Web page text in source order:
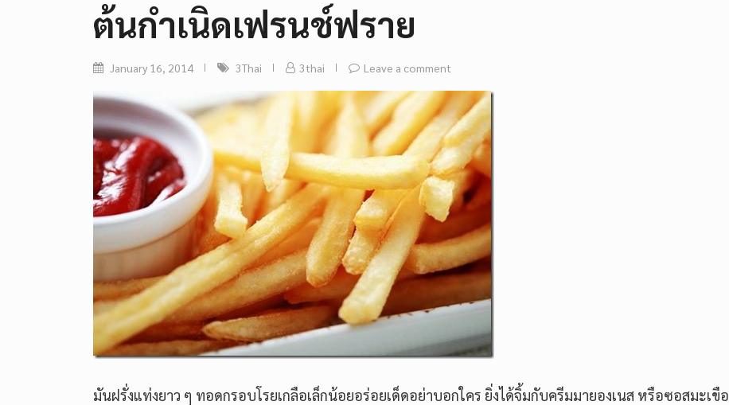
ต้นกำเนิดเฟรนช์ฟราย
January 16, 2014 3Thai 3thai Leave a comment
มันฝรั่งแท่งยาว ๆ ทอดกรอบโรยเกลือเล็กน้อยอร่อยเด็ดอย่าบอกใคร ยิ่งได้จิ้มกับครีมมายองเนส หรือซอสมะเขือ